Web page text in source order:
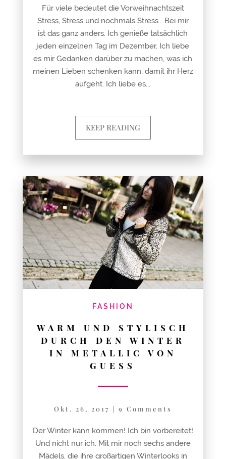
Für viele bedeutet die Vorweihnachtszeit
Stress, Stress und nochmals Stress… Bei mir
ist das ganz anders. Ich genieße tatsächlich
jeden einzelnen Tag im Dezember. Ich liebe
es mir Gedanken darüber zu machen, was ich
meinen Lieben schenken kann, damit ihr Herz
aufgeht. Ich liebe es...
KEEP READING
FASHION
WARM UND STYLISCH
DURCH DEN WINTER
IN METALLIC VON
GUESS
Okt. 26, 2017 9 Comments
Der Winter kann kommen! Ich bin vorbereitet!
Und nicht nur ich. Mit mir noch sechs andere
Mädels, die ihre großartigen Winterlooks in